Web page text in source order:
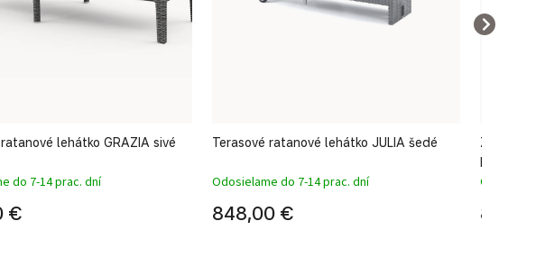
lehátko GRAZIA sivé
do 7-14 prac. dní
€
Terasové ratanové lehátko JULIA šedé
Odosielame do 7-14 prac. dní
848,00 €
Záhradné
piesok